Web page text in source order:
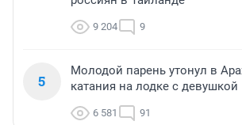
9 204 9
5
Молодой парень утонул в
катания на лодке с девушкой
6 581 91